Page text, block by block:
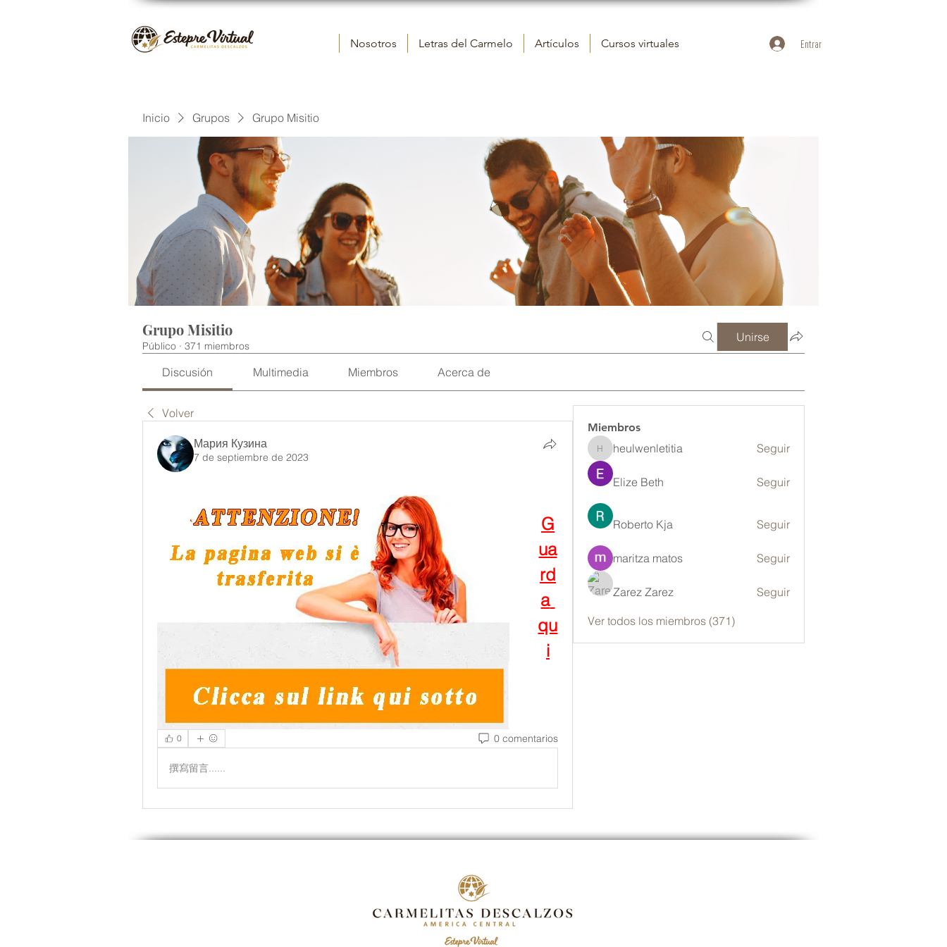
Nosotros Letras del Carmelo Artículos Cursos virtuales Entrar
Inicio Grupos Grupo Misitio
Grupo Misitio
Público · 371 miembros
Unirse
Discusión Multimedia Miembros Acerca de
Volver
Мария Кузина
7 de septiembre de 2023
G
ua
rd
a
qu
i
0 0 comentarios
撰寫留言......
Miembros
heulwenletitia
heulwenletitia Seguir
Elize Beth Seguir
Roberto Kja Seguir
maritza matos Seguir
Zarez Zarez Seguir
Ver todos los miembros (371)